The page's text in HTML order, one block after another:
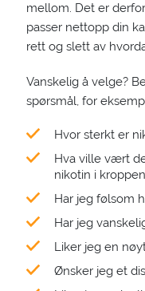
mellom. Det er
passer nettopp din
rett og slett av
Vanskelig å velge?
spørsmål, for
Hvor sterkt er
Hva ville vært
nikotin i
Har jeg følsom
Har jeg
Liker jeg en
Ønsker jeg et